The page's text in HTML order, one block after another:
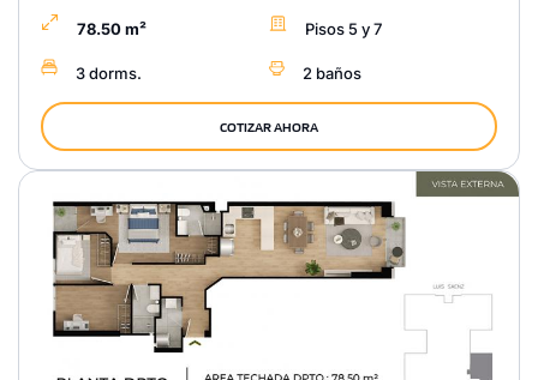
78.50 m² Pisos 5 y 7
3 dorms. 2 baños
COTIZAR AHORA